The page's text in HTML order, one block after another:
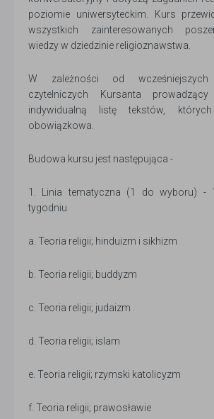
poziomie uniwersyteckim. Kurs
wszystkich zainteresowanych
wiedzy w dziedzinie religioznawstwa.
W zależności od wcześniejszych
czytelniczych Kursanta prowadzący
indywidualną listę tekstów,
obowiązkowa.
Budowa kursu jest następująca -
1. Linia tematyczna (1 do wyboru) -
tygodniu
a. Teoria religii; hinduizm i sikhizm
b. Teoria religii; buddyzm
c. Teoria religii; judaizm
d. Teoria religii; islam
e. Teoria religii; rzymski katolicyzm
f. Teoria religii; prawosławie